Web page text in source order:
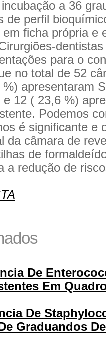
a 36
de perfil
ficha própria e
para o
no total de 52
apresentaram
12 ( 23,6 %)
Podemos
é significante e
da câmara de
de
a redução de
De
Em
De
Graduandos